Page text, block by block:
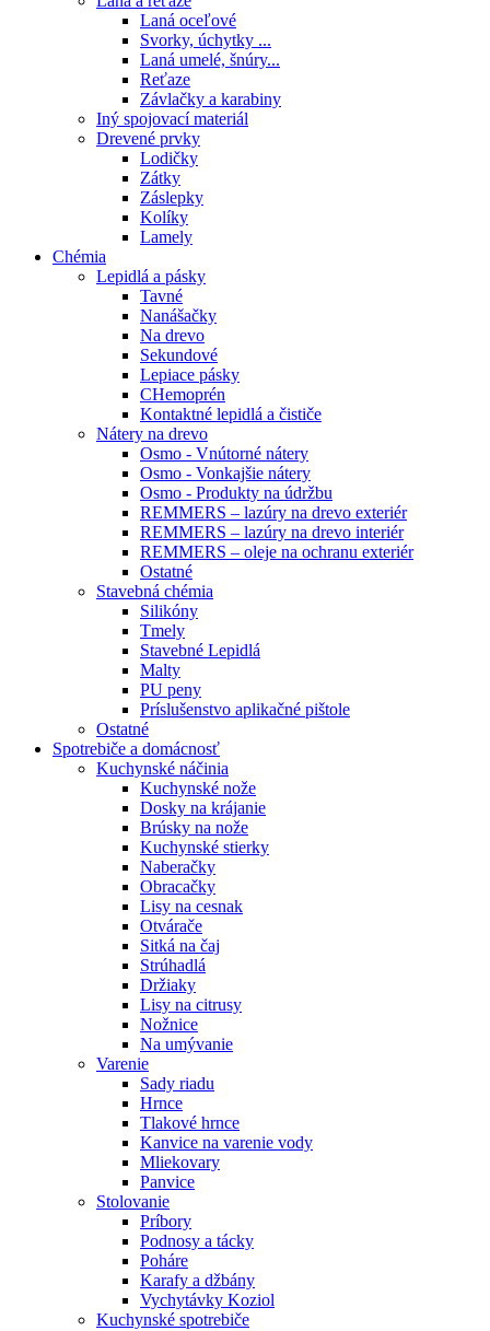
Laná oceľové
Svorky, úchytky ...
Laná umelé, šnúry...
Reťaze
Závlačky a karabiny
Iný spojovací materiál
Drevené prvky
Lodičky
Zátky
Záslepky
Kolíky
Lamely
Chémia
Lepidlá a pásky
Tavné
Nanášačky
Na drevo
Sekundové
Lepiace pásky
CHemoprén
Kontaktné lepidlá a čističe
Nátery na drevo
Osmo - Vnútorné nátery
Osmo - Vonkajšie nátery
Osmo - Produkty na údržbu
REMMERS – lazúry na drevo exteriér
REMMERS – lazúry na drevo interiér
REMMERS – oleje na ochranu exteriér
Ostatné
Stavebná chémia
Silikóny
Tmely
Stavebné Lepidlá
Malty
PU peny
Príslušenstvo aplikačné pištole
Ostatné
Spotrebiče a domácnosť
Kuchynské náčinia
Kuchynské nože
Dosky na krájanie
Brúsky na nože
Kuchynské stierky
Naberačky
Obracačky
Lisy na cesnak
Otvárače
Sitká na čaj
Strúhadlá
Držiaky
Lisy na citrusy
Nožnice
Na umývanie
Varenie
Sady riadu
Hrnce
Tlakové hrnce
Kanvice na varenie vody
Mliekovary
Panvice
Stolovanie
Príbory
Podnosy a tácky
Poháre
Karafy a džbány
Vychytávky Koziol
Kuchynské spotrebiče